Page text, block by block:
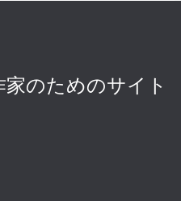
のためのサイト